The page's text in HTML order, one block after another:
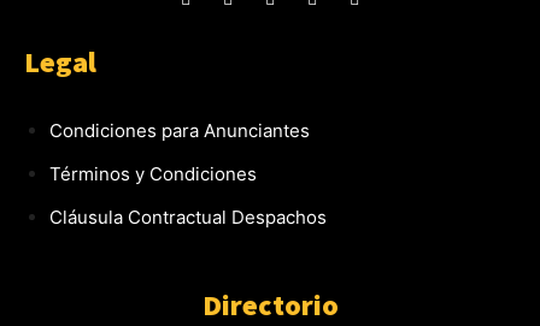
Legal
Condiciones para Anunciantes
Términos y Condiciones
Cláusula Contractual Despachos
Directorio